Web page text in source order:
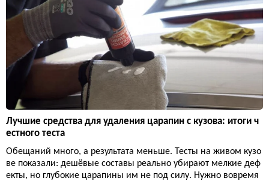
Лучшие средства для удаления царапин с кузова: итоги ч
естного теста
Обещаний много, а результата меньше. Тесты на живом кузо
ве показали: дешёвые составы реально убирают мелкие деф
екты, но глубокие царапины им не под силу. Нужно вовремя